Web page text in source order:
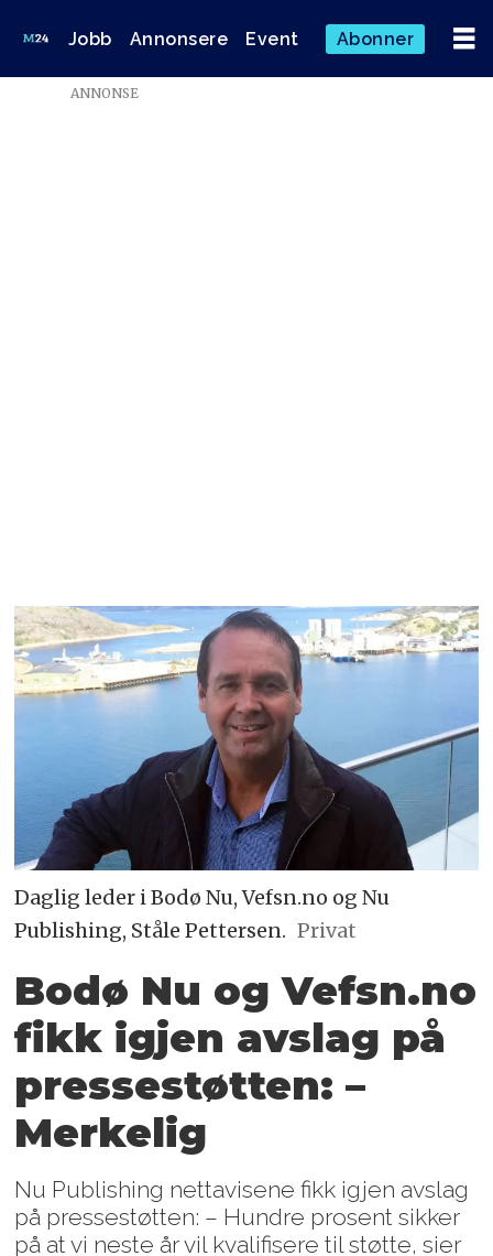
Jobb Annonsere Event Abonner
ANNONSE
Daglig leder i Bodø Nu, Vefsn.no og Nu
Publishing, Ståle Pettersen. Privat
Bodø Nu og Vefsn.no
fikk igjen avslag på
pressestøtten: –
Merkelig
Nu Publishing nettavisene fikk igjen avslag
på pressestøtten: – Hundre prosent sikker
på at vi neste år vil kvalifisere til støtte, sier